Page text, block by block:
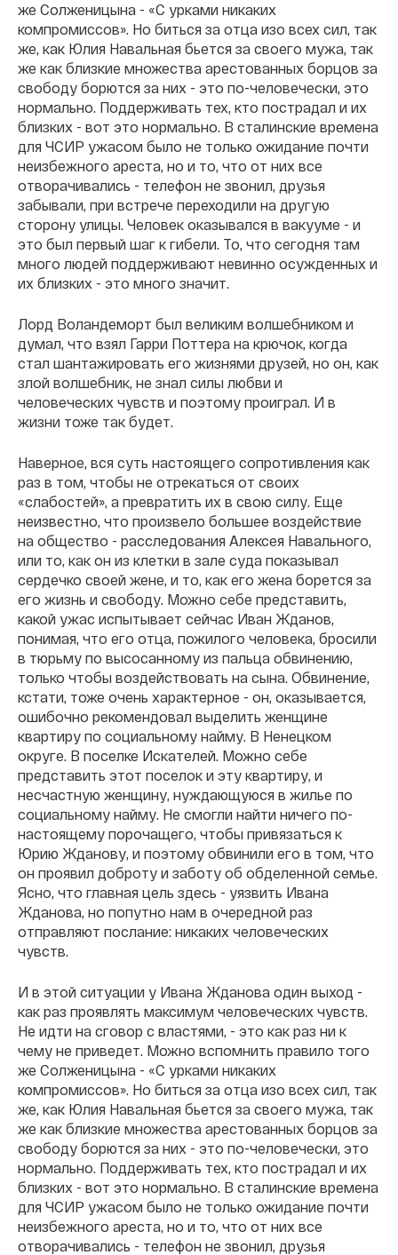
же Солженицына - «С урками никаких
компромиссов». Но биться за отца изо всех сил, так
же, как Юлия Навальная бьется за своего мужа, так
же как близкие множества арестованных борцов за
свободу борются за них - это по-человечески, это
нормально. Поддерживать тех, кто пострадал и их
близких - вот это нормально. В сталинские времена
для ЧСИР ужасом было не только ожидание почти
неизбежного ареста, но и то, что от них все
отворачивались - телефон не звонил, друзья
забывали, при встрече переходили на другую
сторону улицы. Человек оказывался в вакууме - и
это был первый шаг к гибели. То, что сегодня там
много людей поддерживают невинно осужденных и
их близких - это много значит.
Лорд Воландеморт был великим волшебником и
думал, что взял Гарри Поттера на крючок, когда
стал шантажировать его жизнями друзей, но он, как
злой волшебник, не знал силы любви и
человеческих чувств и поэтому проиграл. И в
жизни тоже так будет.
Наверное, вся суть настоящего сопротивления как
раз в том, чтобы не отрекаться от своих
«слабостей», а превратить их в свою силу. Еще
неизвестно, что произвело большее воздействие
на общество - расследования Алексея Навального,
или то, как он из клетки в зале суда показывал
сердечко своей жене, и то, как его жена борется за
его жизнь и свободу. Можно себе представить,
какой ужас испытывает сейчас Иван Жданов,
понимая, что его отца, пожилого человека, бросили
в тюрьму по высосанному из пальца обвинению,
только чтобы воздействовать на сына. Обвинение,
кстати, тоже очень характерное - он, оказывается,
ошибочно рекомендовал выделить женщине
квартиру по социальному найму. В Ненецком
округе. В поселке Искателей. Можно себе
представить этот поселок и эту квартиру, и
несчастную женщину, нуждающуюся в жилье по
социальному найму. Не смогли найти ничего по-
настоящему порочащего, чтобы привязаться к
Юрию Жданову, и поэтому обвинили его в том, что
он проявил доброту и заботу об обделенной семье.
Ясно, что главная цель здесь - уязвить Ивана
Жданова, но попутно нам в очередной раз
отправляют послание: никаких человеческих
чувств.
И в этой ситуации у Ивана Жданова один выход -
как раз проявлять максимум человеческих чувств.
Не идти на сговор с властями, - это как раз ни к
чему не приведет. Можно вспомнить правило того
же Солженицына - «С урками никаких
компромиссов». Но биться за отца изо всех сил, так
же, как Юлия Навальная бьется за своего мужа, так
же как близкие множества арестованных борцов за
свободу борются за них - это по-человечески, это
нормально. Поддерживать тех, кто пострадал и их
близких - вот это нормально. В сталинские времена
для ЧСИР ужасом было не только ожидание почти
неизбежного ареста, но и то, что от них все
отворачивались - телефон не звонил, друзья